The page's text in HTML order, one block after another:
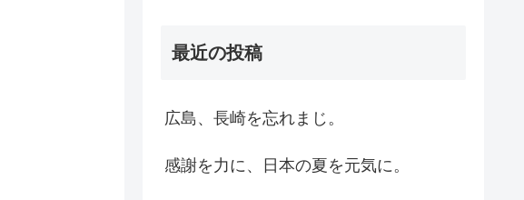
最近の投稿
広島、長崎を忘れまじ。
感謝を力に、日本の夏を元気に。